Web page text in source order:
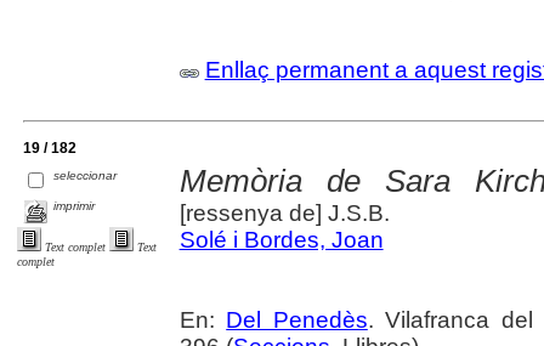
Enllaç permanent a aquest
19 / 182
seleccionar
imprimir
Text complet
Text
complet
Memòria de Sara
[ressenya de] J.S.B.
Solé i Bordes, Joan
En: Del Penedès. Vilafranca